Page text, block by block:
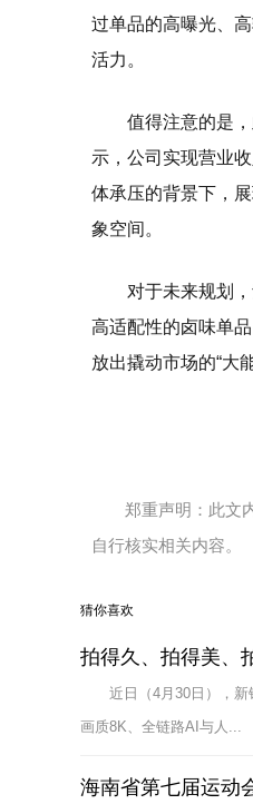
过单品的高曝光、
活力。
值得注意的是
示，公司实现营业
体承压的背景下，
象空间。
对于未来规划
高适配性的卤味单
放出撬动市场的“大
郑重声明：此文
自行核实相关内容。
猜你喜欢
拍得久、拍得美、
近日（4月30日），
画质8K、全链路AI与人...
海南省第七届运动